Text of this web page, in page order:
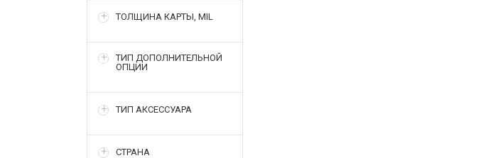
ТОЛЩИНА КАРТЫ, MIL
ТИП ДОПОЛНИТЕЛЬНОЙ
ОПЦИИ
ТИП АКСЕССУАРА
СТРАНА